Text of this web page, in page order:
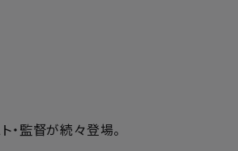
・監督が続々登場。